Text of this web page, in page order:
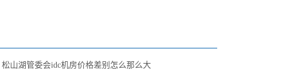
松山湖管委会idc机房价格差别怎么那么大